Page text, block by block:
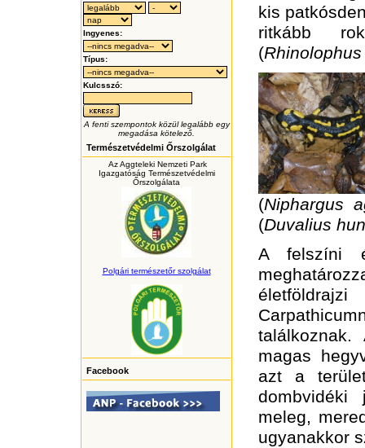
Ingyenes:
Típus:
Kulcsszó:
A fenti szempontok közül legalább egy
megadása kötelező.
Természetvédelmi Őrszolgálat
Az Aggteleki Nemzeti Park
Igazgatóság Természetvédelmi
Őrszolgálata
Polgári természetőr szolgálat
Facebook
kis
ritkább
(
(Niphargus
(Duvalius
A felszíni
magas
azt a
dombvidéki
meleg,
ugyanakkor